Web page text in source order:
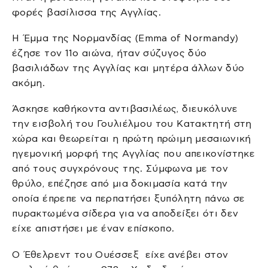
φορές βασίλισσα της Αγγλίας.
Η Έμμα της Νορμανδίας (Emma of Normandy)
έζησε τον 11ο αιώνα, ήταν σύζυγος δύο
βασιλιάδων της Αγγλίας και μητέρα άλλων δύο
ακόμη.
Άσκησε καθήκοντα αντιβασιλέως, διευκόλυνε
την εισβολή του Γουλιέλμου του Κατακτητή στη
χώρα και θεωρείται η πρώτη πρώιμη μεσαιωνική
ηγεμονική μορφή της Αγγλίας που απεικονίστηκε
από τους συγχρόνους της. Σύμφωνα με τον
θρύλο, επέζησε από μια δοκιμασία κατά την
οποία έπρεπε να περπατήσει ξυπόλητη πάνω σε
πυρακτωμένα σίδερα για να αποδείξει ότι δεν
είχε απιστήσει με έναν επίσκοπο.
Ο Έθελρεντ του Ουέσσεξ είχε ανέβει στον